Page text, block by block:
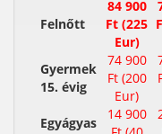
Felnőtt
84 900
Ft (225
Eur)
Gyermek
15. évig
74 900
Ft (200
Eur)
Egyágyas
14 900